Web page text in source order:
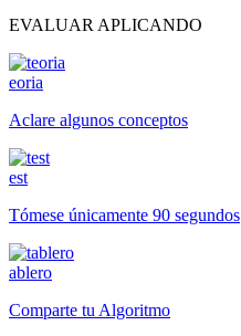
EVALUAR APLICANDO
eoria
Aclare algunos conceptos
est
Tómese únicamente 90 segundos
ablero
Comparte tu Algoritmo